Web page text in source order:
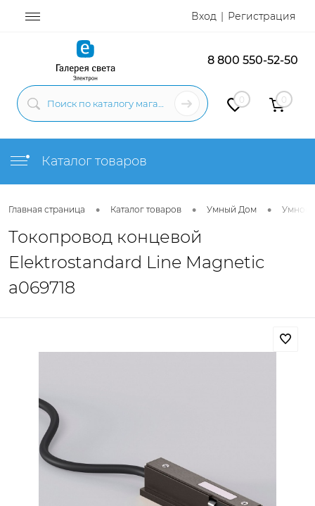
Вход Регистрация
8 800 550-52-50
0 0
Каталог товаров
Главная страница • Каталог товаров • Умный Дом • Умное
Токопровод концевой
Elektrostandard Line Magnetic
a069718